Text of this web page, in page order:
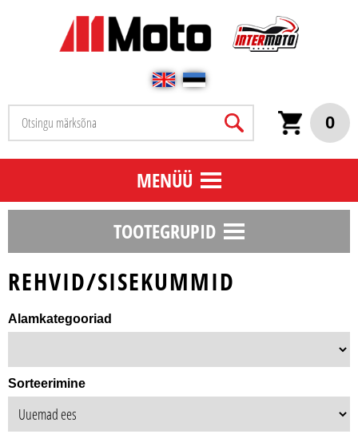
0
MENÜÜ
TOOTEGRUPID
REHVID/SISEKUMMID
Alamkategooriad
Sorteerimine